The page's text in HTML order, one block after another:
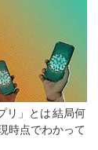
リ」とは 結局何
時点でわかって